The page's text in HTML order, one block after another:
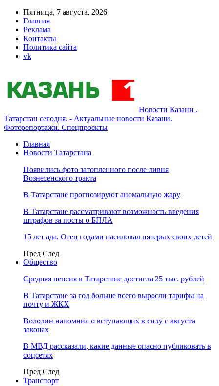
Пятница, 7 августа, 2026
Главная
Реклама
Контакты
Политика сайта
vk
Новости Казани .
Татарстан сегодня. - Актуальные новости Казани.
Фоторепортажи. Спецпроекты
Главная
Новости Татарстана
Появились фото затопленного после ливня
Вознесенского тракта
В Татарстане прогнозируют аномальную жару
В Татарстане рассматривают возможность введения
штрафов за посты о БПЛА
15 лет ада. Отец годами насиловал пятерых своих детей
Пред След
Общество
Средняя пенсия в Татарстане достигла 25 тыс. рублей
В Татарстане за год больше всего выросли тарифы на
почту и ЖКХ
Володин напомнил о вступающих в силу с августа
законах
В МВД рассказали, какие данные опасно публиковать в
соцсетях
Пред След
Транспорт